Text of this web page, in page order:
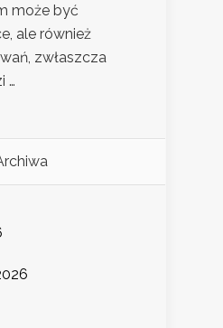
może być
ale również
zwłaszcza
…